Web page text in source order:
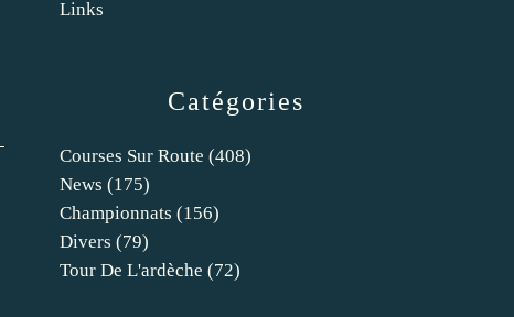
Catégories
Courses Sur Route (408)
News (175)
Championnats (156)
Divers (79)
Tour De L'ardèche (72)
Links